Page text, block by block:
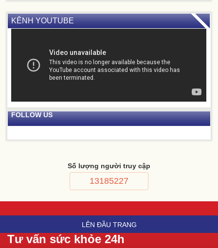
KÊNH YOUTUBE
FOLLOW US
Số lượng người truy cập
13185227
LÊN ĐẦU TRANG
Tư vấn sức khỏe 24h